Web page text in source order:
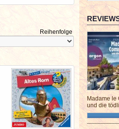
Reihenfolge
Madame le
und die